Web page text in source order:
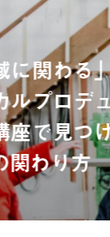
に関わる
ルプロデ
座で見つ
関わり方